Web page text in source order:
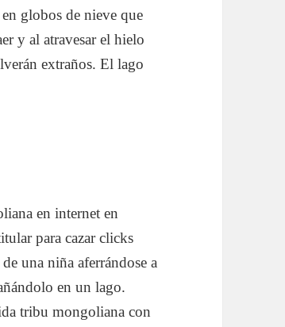
globos de nieve que
y al atravesar el hielo
extraños. El lago
en internet en
para cazar clicks
una niña aferrándose a
en un lago.
tribu mongoliana con